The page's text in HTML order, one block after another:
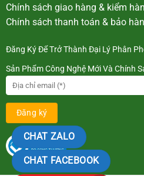
Chính sách giao hàng & kiểm
Chính sách thanh toán & bảo
Đăng Ký Để Trở Thành Đại Lý Phân
Sản Phẩm Công Nghệ Mới Và Chính
CHAT ZALO
CHAT FACEBOOK